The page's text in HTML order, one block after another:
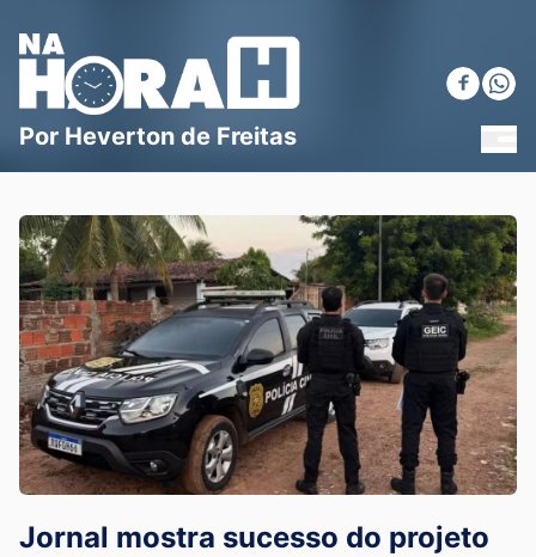
Blog Na Hora H
Por Heverton de Freitas
Jornal mostra sucesso do projeto